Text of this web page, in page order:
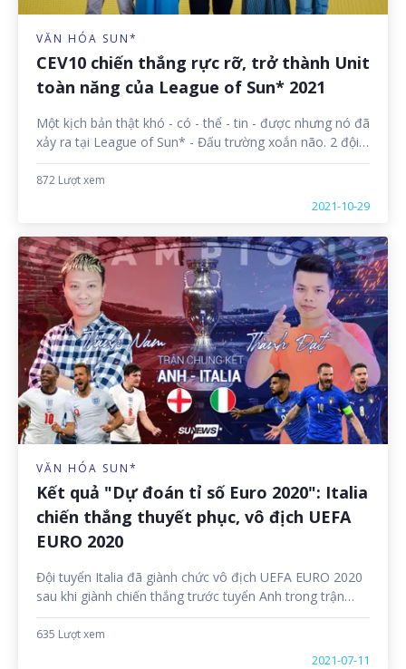
VĂN HÓA SUN*
CEV10 chiến thắng rực rỡ, trở thành Unit
toàn năng của League of Sun* 2021
Một kịch bản thật khó - có - thể - tin - được nhưng nó đã
xảy ra tại League of Sun* - Đấu trường xoắn não. 2 đội
chơi của CEV10 lần lượt trở thành Thiên tài gỡ xoắn và
Bậc thầy gỡ xoắn của chương trình.
872 Lượt xem
2021-10-29
VĂN HÓA SUN*
Kết quả "Dự đoán tỉ số Euro 2020": Italia
chiến thắng thuyết phục, vô địch UEFA
EURO 2020
Đội tuyển Italia đã giành chức vô địch UEFA EURO 2020
sau khi giành chiến thắng trước tuyển Anh trong trận
chung kết với tỷ số cuối cùng của trận đấu là 4-3. Đây là
trận đấu vô cùng kịch tính, là màn đấu trí căng thẳng
giữa 2 đội bóng hàng đầu châu Âu, đã đem đến cho
635 Lượt xem
2021-07-11